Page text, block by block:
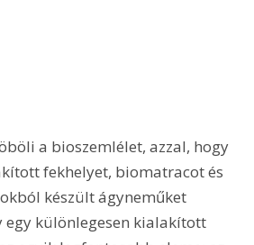
a bioszemlélet, azzal, hogy
fekhelyet, biomatracot és
készült ágyneműket
egy különlegesen kialakított